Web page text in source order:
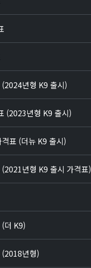
년형 K9 출시)
(2023년형 K9 출시)
표 (더뉴 K9 출시)
년형 K9 출시 가격표)
더 K9)
년형)